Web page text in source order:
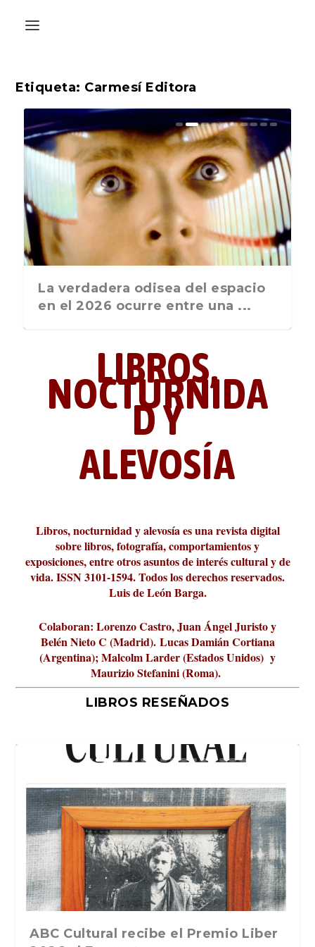
Etiqueta: Carmesí Editora
La última postal de la temporada
nos recuerda que nos vamos ...
La verdadera odisea del espacio
en el 2026 ocurre entre una ...
Liber 2026 al Fomento de la Le...
Revista Cultural Turia, númer...
10.000 pasos al día? Lo que d...
paisajística del mar de Sicil...
París
metafísicos de la novela ne...
LIBROS,
NOCTURNIDA
D Y
ALEVOSÍA
Libros, nocturnidad y alevosía es una revista digital
sobre libros, fotografía, comportamientos y
exposiciones, entre otros asuntos de interés cultural y de
vida. ISSN 3101-1594. Todos los derechos reservados.
Luis de León Barga.
Colaboran: Lorenzo Castro, Juan Ángel Juristo y
Belén Nieto C (Madrid). Lucas Damián Cortiana
(Argentina); Malcolm Larder (Estados Unidos) y
Maurizio Stefanini (Roma).
LIBROS RESEÑADOS
La verdadera odisea del espacio en
ABC Cultural recibe el Premio Liber